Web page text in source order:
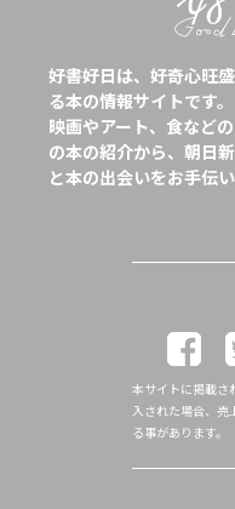
好書好日は、好奇心旺
る本の情報サイトです。
映画やアート、食など
の本の紹介から、朝日
と本の出会いをお手伝い
本サイトに掲載さ
入された場合、売
る事があります。